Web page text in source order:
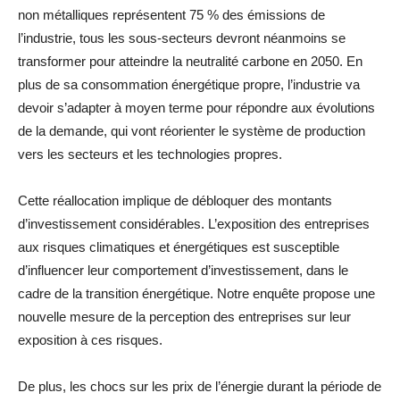
non métalliques représentent 75 % des émissions de
l’industrie, tous les sous‑secteurs devront néanmoins se
transformer pour atteindre la neutralité carbone en 2050. En
plus de sa consommation énergétique propre, l’industrie va
devoir s’adapter à moyen terme pour répondre aux évolutions
de la demande, qui vont réorienter le système de production
vers les secteurs et les technologies propres.
Cette réallocation implique de débloquer des montants
d’investissement considérables. L’exposition des entreprises
aux risques climatiques et énergétiques est susceptible
d’influencer leur comportement d’investissement, dans le
cadre de la transition énergétique. Notre enquête propose une
nouvelle mesure de la perception des entreprises sur leur
exposition à ces risques.
De plus, les chocs sur les prix de l’énergie durant la période de